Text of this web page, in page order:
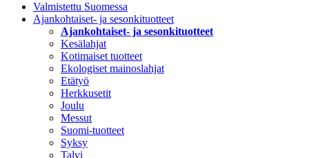
Valmistettu Suomessa
Ajankohtaiset- ja sesonkituotteet
Ajankohtaiset- ja sesonkituotteet
Kesälahjat
Kotimaiset tuotteet
Ekologiset mainoslahjat
Etätyö
Herkkusetit
Joulu
Messut
Suomi-tuotteet
Syksy
Talvi